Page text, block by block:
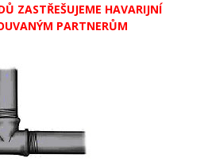
ZASTŘEŠUJEME HAVARIJNÍ
PARTNERŮM